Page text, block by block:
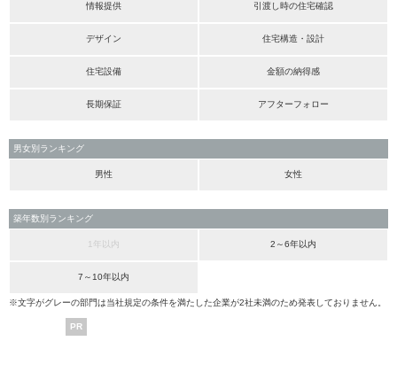
情報提供 引渡し時の住宅確認
デザイン 住宅構造・設計
住宅設備 金額の納得感
長期保証 アフターフォロー
男女別ランキング
男性 女性
築年数別ランキング
1年以内 2～6年以内
7～10年以内
※文字がグレーの部門は当社規定の条件を満たした企業が2社未満のため発表しておりません。
PR